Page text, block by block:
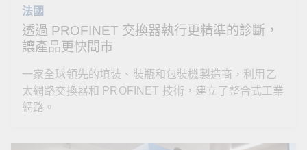
法國
透過 PROFINET 交換器執行更精準的診斷，
讓產品更快問市
一家全球領先的填裝、裝瓶和包裝機製造商，利用乙
太網路交換器和 PROFINET 技術，建立了整合式工業
網路。